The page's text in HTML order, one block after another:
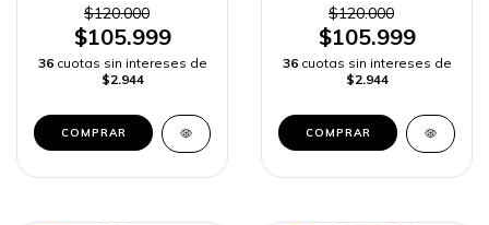
BUTTER -
$120.000
$105.999
36 cuotas sin intereses de
$2.944
COMPRAR
NUT BUTTER CREAM -
$120.000
$105.999
36 cuotas sin intereses de
$2.944
COMPRAR